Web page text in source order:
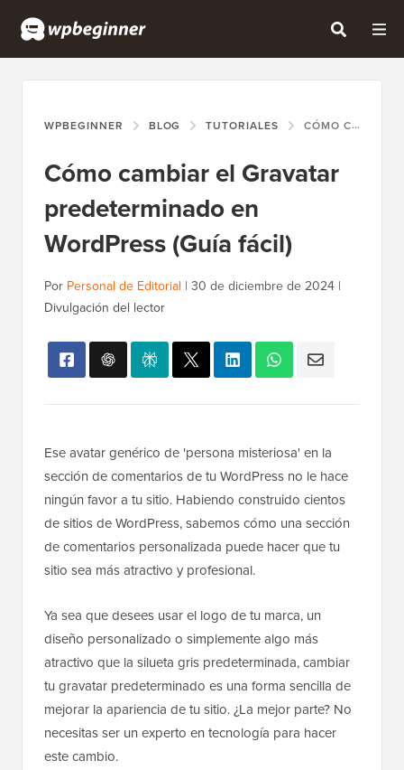
WPBEGINNER BLOG TUTORIALES CÓMO CAMBIAR EL GRAVATAR PREDETERMINADO EN WORDPRESS (GUÍA FÁCIL)
Cómo cambiar el Gravatar
predeterminado en
WordPress (Guía fácil)
Por Personal de Editorial | 30 de diciembre de 2024 |
Divulgación del lector
Ese avatar genérico de 'persona misteriosa' en la
sección de comentarios de tu WordPress no le hace
ningún favor a tu sitio. Habiendo construido cientos
de sitios de WordPress, sabemos cómo una sección
de comentarios personalizada puede hacer que tu
sitio sea más atractivo y profesional.
Ya sea que desees usar el logo de tu marca, un
diseño personalizado o simplemente algo más
atractivo que la silueta gris predeterminada, cambiar
tu gravatar predeterminado es una forma sencilla de
mejorar la apariencia de tu sitio. ¿La mejor parte? No
necesitas ser un experto en tecnología para hacer
este cambio.